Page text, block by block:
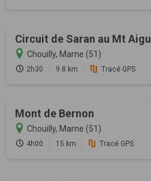
Circuit de Saran au Mt Aigu
Chouilly, Marne (51)
2h30 9.8 km Tracé GPS
Mont de Bernon
Chouilly, Marne (51)
4h00 15 km Tracé GPS